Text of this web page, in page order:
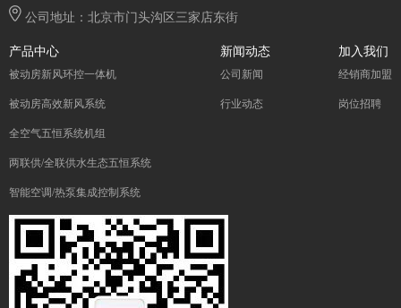
公司地址：北京市门头沟区三家店东街
产品中心
被动房新风环控一体机
被动房高效新风系统
全空气五恒系统机组
两联供/全联供水生态五恒系统
智能空调/热泵集成控制系统
新闻动态
公司新闻
行业动态
加入我们
经销商加盟
岗位招聘